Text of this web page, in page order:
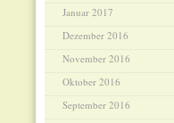
Januar 2017
Dezember 2016
November 2016
Oktober 2016
September 2016